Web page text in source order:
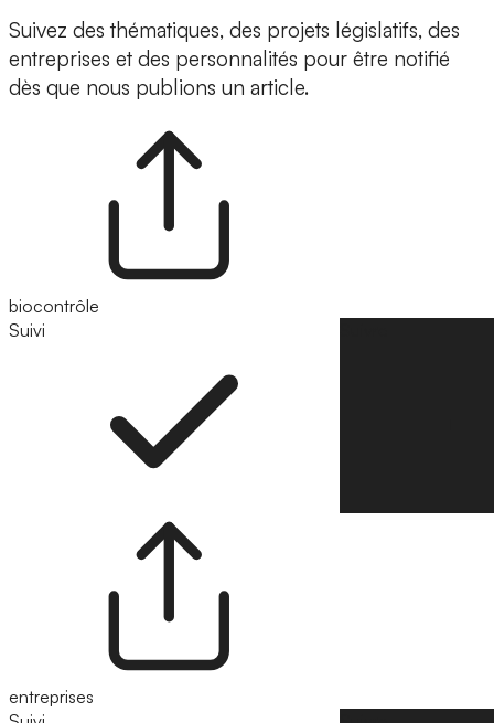
Suivez des thématiques, des projets législatifs, des
entreprises et des personnalités pour être notifié
dès que nous publions un article.
biocontrôle
Suivi
entreprises